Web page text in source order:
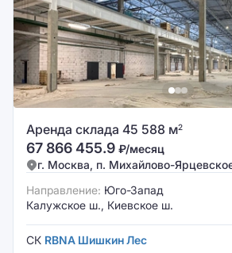
Аренда склада 45 588 м2
67 866 455.9 ₽/месяц
г. Москва, п. Михайлово-
Направление: Юго-Запад
Калужское ш., Киевское ш.
СК RBNA Шишкин Лес